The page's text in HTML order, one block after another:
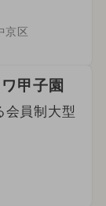
京区
甲子園
会員制大型